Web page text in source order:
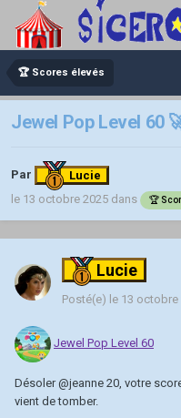
🏆 Scores élevés
Jewel Pop Level 60
Par
Lucie
le 13 octobre 2025 dans 🏆
Lucie
Posté(e) le 13 octobre
Jewel Pop Level 60
Désoler@jeanne 20 , votre
vient de tomber.